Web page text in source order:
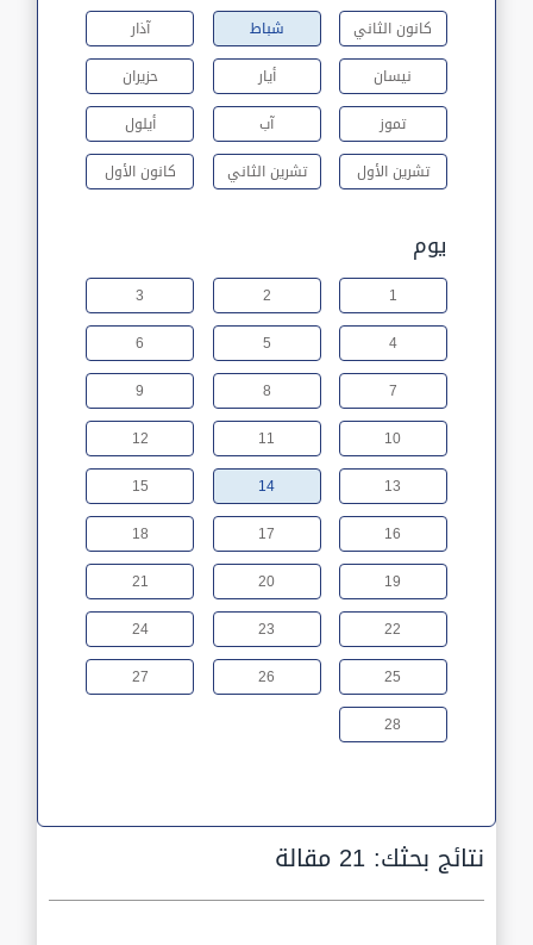
كانون الثاني شباط
آذار
نيسان
أيار
حزيران
تموز
آب
أيلول
تشرين الأول
تشرين الثاني كانون الأول
يوم
1
2
3
4
5
6
7
8
9
10
11
12
13
14
15
16
17
18
19
20
21
22
23
24
25
26
27
28
نتائج بحثك:21 مقالة